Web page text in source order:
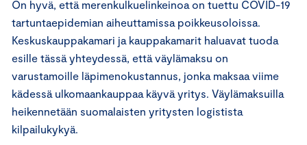
On hyvä, että merenkulkuelinkeinoa on tuettu COVID-19
tartuntaepidemian aiheuttamissa poikkeusoloissa.
Keskuskauppakamari ja kauppakamarit haluavat tuoda
esille tässä yhteydessä, että väylämaksu on
varustamoille läpimenokustannus, jonka maksaa viime
kädessä ulkomaankauppaa käyvä yritys. Väylämaksuilla
heikennetään suomalaisten yritysten logistista
kilpailukykyä.